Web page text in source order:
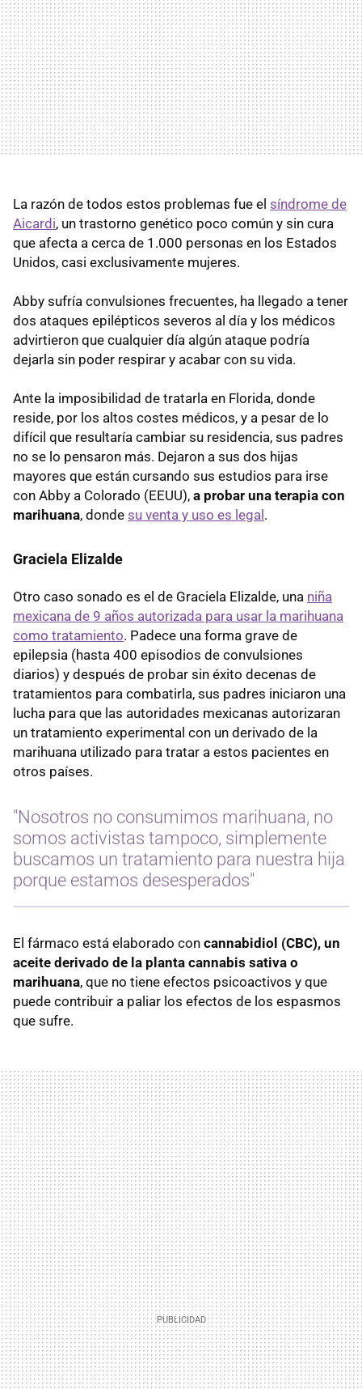
La razón de todos estos problemas fue el síndrome de
Aicardi, un trastorno genético poco común y sin cura
que afecta a cerca de 1.000 personas en los Estados
Unidos, casi exclusivamente mujeres.
Abby sufría convulsiones frecuentes, ha llegado a tener
dos ataques epilépticos severos al día y los médicos
advirtieron que cualquier día algún ataque podría
dejarla sin poder respirar y acabar con su vida.
Ante la imposibilidad de tratarla en Florida, donde
reside, por los altos costes médicos, y a pesar de lo
difícil que resultaría cambiar su residencia, sus padres
no se lo pensaron más. Dejaron a sus dos hijas
mayores que están cursando sus estudios para irse
con Abby a Colorado (EEUU), a probar una terapia con
marihuana, donde su venta y uso es legal .
Graciela Elizalde
Otro caso sonado es el de Graciela Elizalde, una niña
mexicana de 9 años autorizada para usar la marihuana
como tratamiento. Padece una forma grave de
epilepsia (hasta 400 episodios de convulsiones
diarios) y después de probar sin éxito decenas de
tratamientos para combatirla, sus padres iniciaron una
lucha para que las autoridades mexicanas autorizaran
un tratamiento experimental con un derivado de la
marihuana utilizado para tratar a estos pacientes en
otros países.
"Nosotros no consumimos marihuana, no
somos activistas tampoco, simplemente
buscamos un tratamiento para nuestra hija
porque estamos desesperados"
El fármaco está elaborado con cannabidiol (CBC), un
aceite derivado de la planta cannabis sativa o
marihuana, que no tiene efectos psicoactivos y que
puede contribuir a paliar los efectos de los espasmos
que sufre.